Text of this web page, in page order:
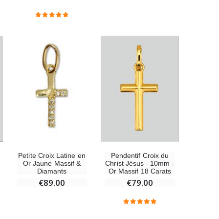
Petite Croix Latine en
Or Jaune Massif &
Diamants
€89.00
Pendentif Croix du
Christ Jésus - 10mm -
Or Massif 18 Carats
€79.00
€13.50
€21.90